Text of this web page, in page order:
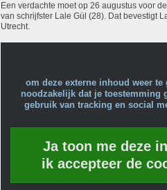
Een verdachte moet op 26 augustus voor
van schrijfster Lale Gül (28). Dat bevestigt
Utrecht.
om deze externe inhoud weer te
noodzakelijk dat je toestemming
gebruik van tracking en social
Ja toon me deze
ik accepteer de